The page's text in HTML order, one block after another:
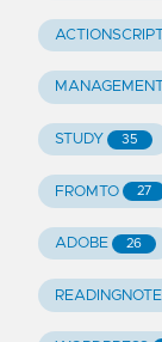
MANAGEMENT
STUDY 35
FROMTO 27
ADOBE 26
READINGNOTE